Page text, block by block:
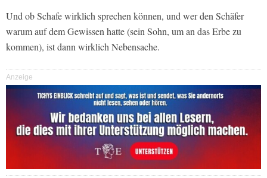
Und ob Schafe wirklich sprechen können, und wer den Schäfer
warum auf dem Gewissen hatte (sein Sohn, um an das Erbe zu
kommen), ist dann wirklich Nebensache.
Anzeige